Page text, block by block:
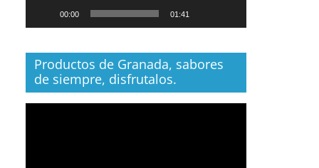
00:00 01:41
Productos de Granada, sabores
de siempre, disfrutalos.